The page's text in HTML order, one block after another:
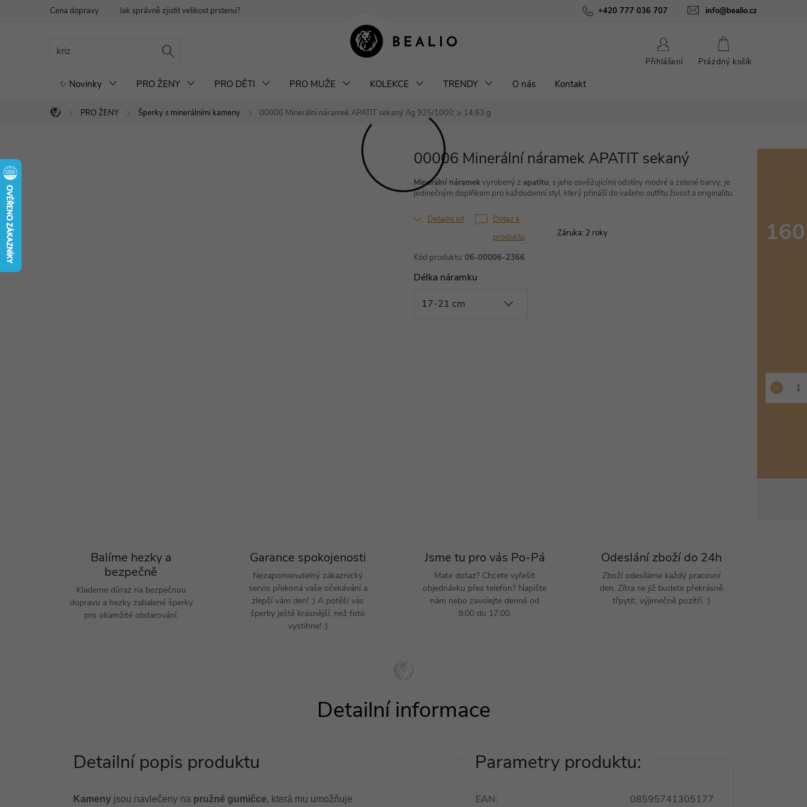
+420 777 036 707 info@bealio.cz
Cena dopravy Jak správně zjistit velikost prstenu? Podmínky ochrany osobních údajů O nás Péče o šperky
Přihlášení
NÁKUPNÍ
Prázdný košík
✨ Novinky PRO ŽENY PRO DĚTI PRO MUŽE KOLEKCE TRENDY O nás Kontakt
Domů
PRO ŽENY Šperky s minerálními kameny 00006 Minerální náramek APATIT sekaný Ag 925/1000; ≥ 14,63 g
00006 Minerální náramek APATIT sekaný
Kód produktu: 06-00006-2366
Minerální náramekvyrobený z apatitu, s jeho osvěžujícími odstíny modré a zelené barvy, je
jedinečným doplňkem pro každodenní styl, který přináší do vašeho outfitu živost a originalitu.
Detailní informace
Délka náramku
Dotaz k
produktu
Záruka: 2 roky
Balíme hezky a
bezpečně
Klademe důraz na bezpečnou
dopravu a hezky zabalené šperky
pro okamžité obdarování.
Garance spokojenosti
Nezapomenutelný zákaznický
servis překoná vaše očekávání a
zlepší vám den! :) A potěší vás
šperky ještě krásnější, než foto
vystihne! :)
Jsme tu pro vás Po-Pá
Mate dotaz? Chcete vyřešit
objednávku přes telefon? Napište
nám nebo zavolejte denně od
9:00 do 17:00.
Odeslání zboží do 24h
Zboží odesíláme každý pracovní
den. Zítra se již budete překrásně
třpytit, výjimečně pozítří. :)
Detailní popis produktu
Kameny jsou navlečeny na pružné gumičce, která mu umožňuje
Parametry produktu:
EAN: 08595741305177